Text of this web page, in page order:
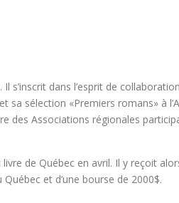
s’inscrit dans l’esprit de
sa sélection «Premiers romans» à
des Associations régionales
de Québec en avril. Il y reçoit
et d’une bourse de 2000$.